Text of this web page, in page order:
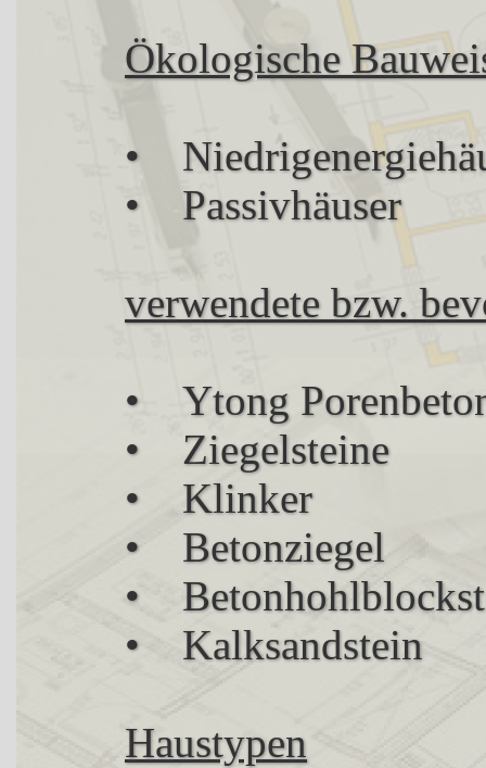
Ökologische
•
• Passivhäuser
verwendete bzw.
• Ytong
• Ziegelsteine
• Klinker
• Betonziegel
•
• Kalksandstein
Haustypen